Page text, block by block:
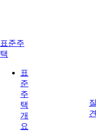
표준주
택
표
준
주
택
개
요